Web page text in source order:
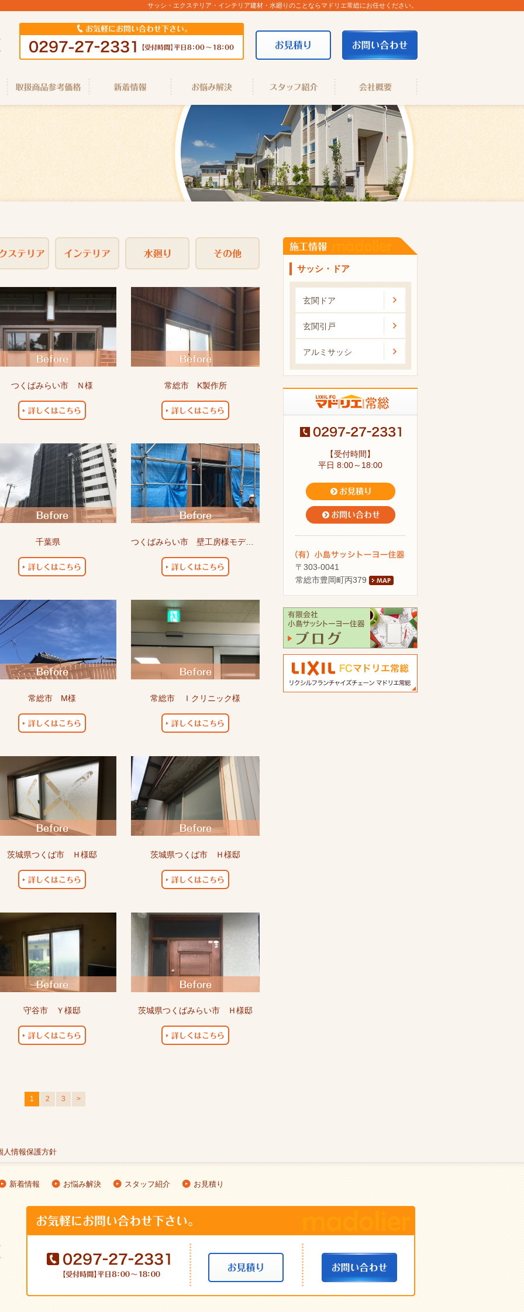
サッシ・エクステリア・インテリア建材・水廻りのことならマドリエ常総にお任せください。
つくばみらい市 Ｎ様 常総市 K製作所
千葉県 つくばみらい市 壁工房様モデルハウス
常総市 M様 常総市 Ｉクリニック様
茨城県つくば市 Ｈ様邸 茨城県つくば市 Ｈ様邸
守谷市 Ｙ様邸 茨城県つくばみらい市 Ｈ様邸
1 2 3 >
サッシ・ドア
玄関ドア
玄関引戸
アルミサッシ
【受付時間】
平日 8:00～18:00
〒303-0041
常総市豊岡町丙379
人情報保護方針
新着情報 お悩み解決 スタッフ紹介 お見積り